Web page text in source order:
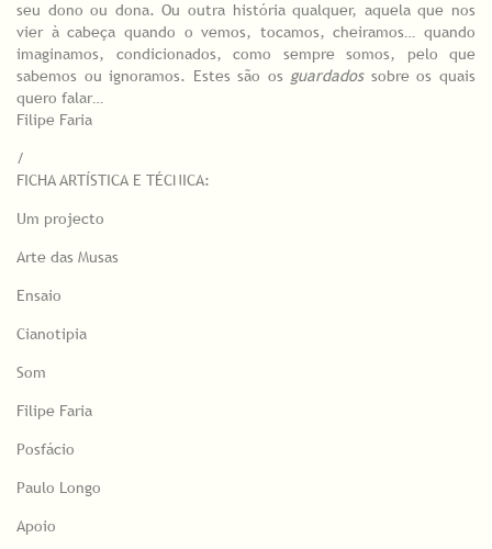
seu dono ou dona. Ou outra história qualquer, aquela que nos
vier à cabeça quando o vemos, tocamos, cheiramos… quando
imaginamos, condicionados, como sempre somos, pelo que
sabemos ou ignoramos. Estes são os guardadossobre os quais
quero falar…
Filipe Faria
/
FICHA ARTÍSTICA E TÉCNICA:
Um projecto
Arte das Musas
Ensaio
Cianotipia
Som
Filipe Faria
Posfácio
Paulo Longo
Apoio